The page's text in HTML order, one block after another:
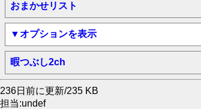
おまかせリスト
▼オプションを表示
暇つぶし2ch
236日前に更新/235 KB
担当:undef